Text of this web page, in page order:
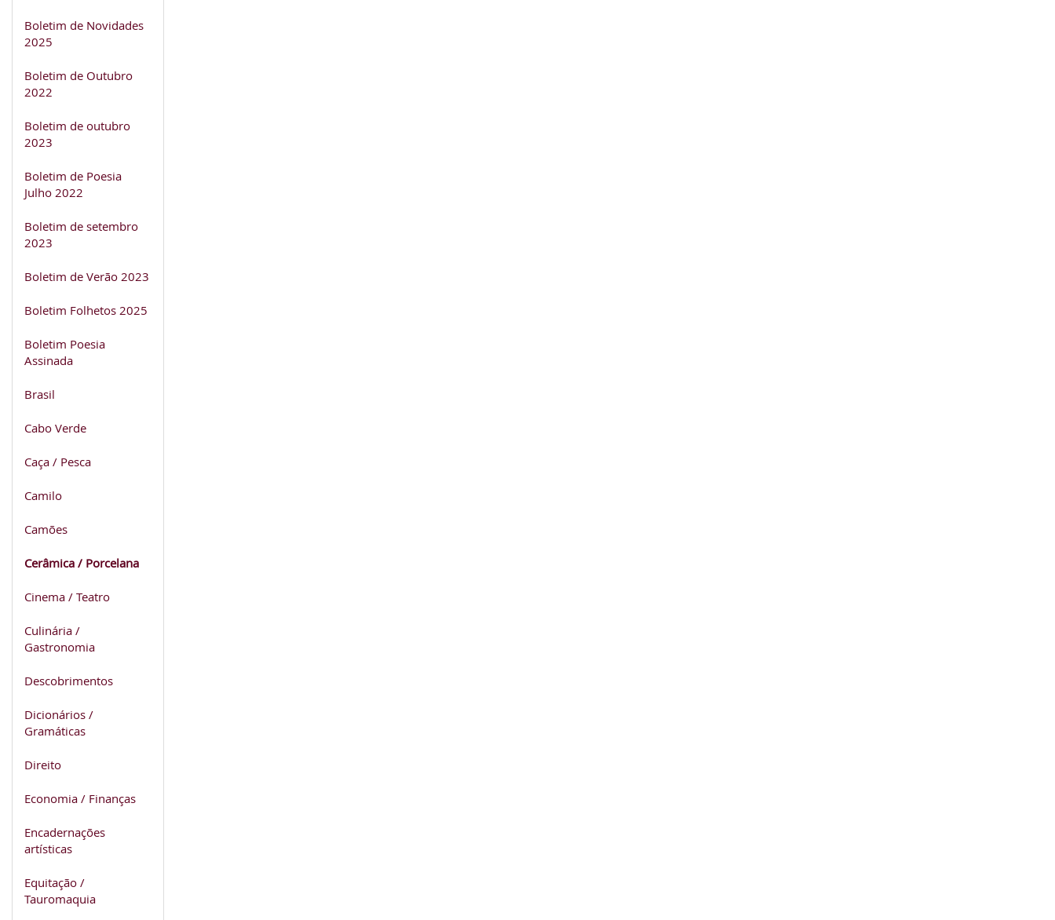
Boletim de Novidades
2025
Boletim de Outubro
2022
Boletim de outubro
2023
Boletim de Poesia
Julho 2022
Boletim de setembro
2023
Boletim de Verão 2023
Boletim Folhetos 2025
Boletim Poesia
Assinada
Brasil
Cabo Verde
Caça / Pesca
Camilo
Camões
Cerâmica / Porcelana
Cinema / Teatro
Culinária /
Gastronomia
Descobrimentos
Dicionários /
Gramáticas
Direito
Economia / Finanças
Encadernações
artísticas
Equitação /
Tauromaquia